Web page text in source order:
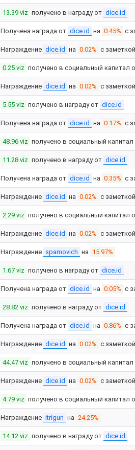
13.39 viz получено в награду от dice.id
Получена награда от dice.id на 0.45% с
Награждение dice.id на 0.02% с
0.25 viz получено в социальный капитал
Награждение dice.id на 0.02% с
5.55 viz получено в награду от dice.id
Получена награда от dice.id на 0.17% с
48.96 viz получено в социальный
11.28 viz получено в награду от dice.id
Получена награда от dice.id на 0.35% с
Награждение dice.id на 0.02% с
2.29 viz получено в социальный капитал
Награждение dice.id на 0.02% с
Награждение spamovich на 15.97%
1.67 viz получено в награду от dice.id
Получена награда от dice.id на 0.05% с
28.82 viz получено в награду от dice.id
Получена награда от dice.id на 0.86% с
Награждение dice.id на 0.02% с
44.47 viz получено в социальный
Награждение dice.id на 0.02% с
4.79 viz получено в социальный капитал
Награждение itrigun на 24.25%
14.12 viz получено в награду от dice.id